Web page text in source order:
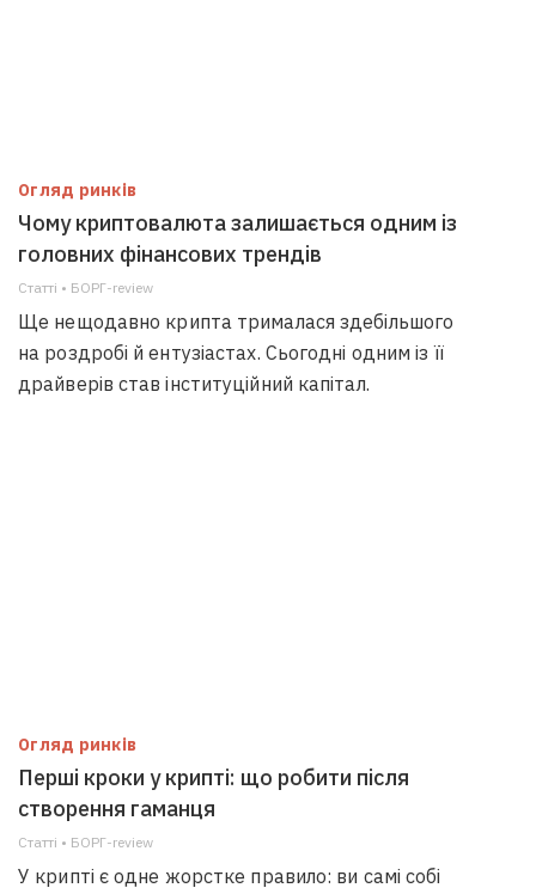
Огляд ринків
Чому криптовалюта залишається одним із
головних фінансових трендів
Статті • БОРГ-review
Ще нещодавно крипта трималася здебільшого
на роздробі й ентузіастах. Сьогодні одним із її
драйверів став інституційний капітал.
Огляд ринків
Перші кроки у крипті: що робити після
створення гаманця
Статті • БОРГ-review
У крипті є одне жорстке правило: ви самі собі